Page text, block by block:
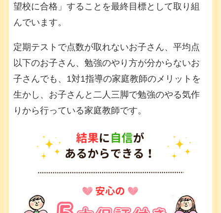
望校に合格」することを最終目標として取り組
んでいます。
定期テストで点数が取れないお子さん、平均点
以下のお子さん、勉強のやり方が分からないお
子さんでも、1対1指導の家庭教師のメリットを
生かし、お子さんと二人三脚で勉強のやる気作
りから行っている家庭教師です。